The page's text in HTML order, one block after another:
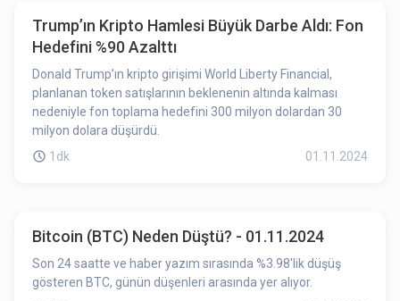
Trump’ın Kripto Hamlesi Büyük Darbe Aldı: Fon
Hedefini %90 Azalttı
Donald Trump’ın kripto girişimi World Liberty Financial,
planlanan token satışlarının beklenenin altında kalması
nedeniyle fon toplama hedefini 300 milyon dolardan 30
milyon dolara düşürdü.
1dk
01.11.2024
Bitcoin (BTC) Neden Düştü? - 01.11.2024
Son 24 saatte ve haber yazım sırasında %3.98'lik düşüş
gösteren BTC, günün düşenleri arasında yer alıyor.